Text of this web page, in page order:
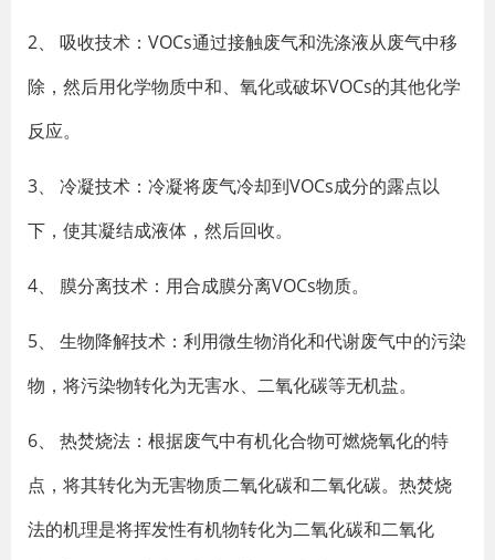
2、 吸收技术：VOCs通过接触废气和洗涤液从废气中移
除，然后用化学物质中和、氧化或破坏VOCs的其他化学
反应。
3、 冷凝技术：冷凝将废气冷却到VOCs成分的露点以
下，使其凝结成液体，然后回收。
4、 膜分离技术：用合成膜分离VOCs物质。
5、 生物降解技术：利用微生物消化和代谢废气中的污染
物，将污染物转化为无害水、二氧化碳等无机盐。
6、 热焚烧法：根据废气中有机化合物可燃烧氧化的特
点，将其转化为无害物质二氧化碳和二氧化碳。热焚烧
法的机理是将挥发性有机物转化为二氧化碳和二氧化